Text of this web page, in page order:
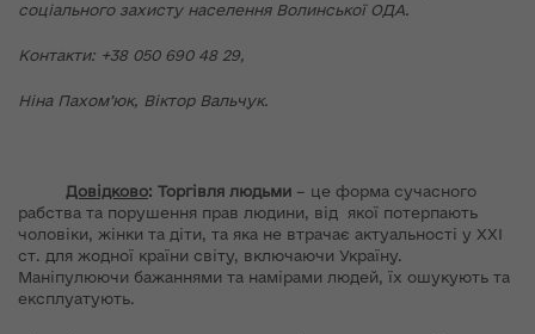
соціального захисту населення Волинської ОДА.
Контакти: +38 050 690 48 29,
Ніна Пахом’юк, Віктор Вальчук.
Довідково: Торгівля людьми – це форма сучасного
рабства та порушення прав людини, від якої потерпають
чоловіки, жінки та діти, та яка не втрачає актуальності у ХХІ
ст. для жодної країни світу, включаючи Україну.
Маніпулюючи бажаннями та намірами людей, їх ошукують та
експлуатують.